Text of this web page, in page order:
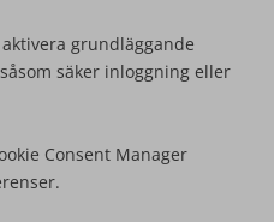
grundläggande
säker inloggning eller
Consent Manager